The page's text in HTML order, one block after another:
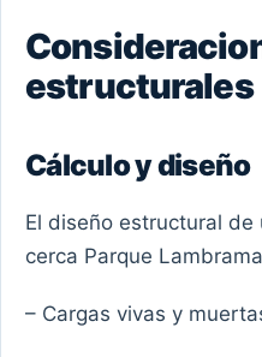
estructurales
Cálculo y diseño
El diseño estructural
cerca Parque
– Cargas vivas y